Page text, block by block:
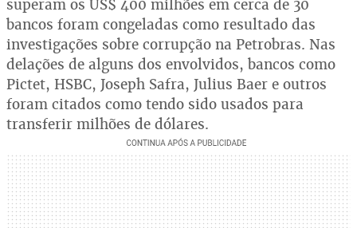
superam os US$ 400 milhões em cerca de 30
bancos foram congeladas como resultado das
investigações sobre corrupção na Petrobras. Nas
delações de alguns dos envolvidos, bancos como
Pictet, HSBC, Joseph Safra, Julius Baer e outros
foram citados como tendo sido usados para
transferir milhões de dólares.